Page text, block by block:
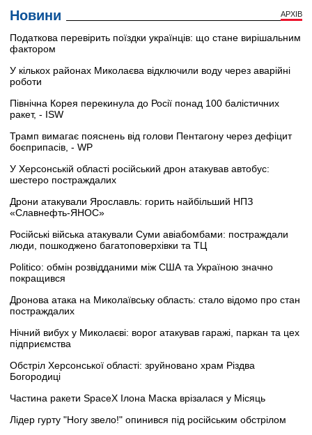
Новини АРХІВ
Податкова перевірить поїздки українців: що стане вирішальним
фактором
У кількох районах Миколаєва відключили воду через аварійні
роботи
Північна Корея перекинула до Росії понад 100 балістичних
ракет, - ISW
Трамп вимагає пояснень від голови Пентагону через дефіцит
боєприпасів, - WP
У Херсонській області російський дрон атакував автобус:
шестеро постраждалих
Дрони атакували Ярославль: горить найбільший НПЗ
«Славнефть-ЯНОС»
Російські війська атакували Суми авіабомбами: постраждали
люди, пошкоджено багатоповерхівки та ТЦ
Politico: обмін розвідданими між США та Україною значно
покращився
Дронова атака на Миколаївську область: стало відомо про стан
постраждалих
Нічний вибух у Миколаєві: ворог атакував гаражі, паркан та цех
підприємства
Обстріл Херсонської області: зруйновано храм Різдва
Богородиці
Частина ракети SpaceX Ілона Маска врізалася у Місяць
Лідер гурту "Ногу звело!" опинився під російським обстрілом